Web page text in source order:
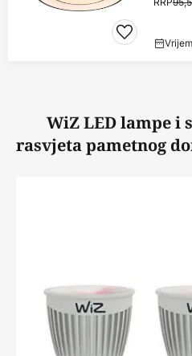
WiZ LED lampe i
rasvjeta pametnog